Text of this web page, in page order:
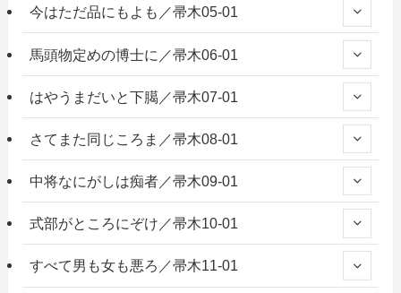
今はただ品にもよも／帚木05-01
馬頭物定めの博士に／帚木06-01
はやうまだいと下臈／帚木07-01
さてまた同じころま／帚木08-01
中将なにがしは痴者／帚木09-01
式部がところにぞけ／帚木10-01
すべて男も女も悪ろ／帚木11-01